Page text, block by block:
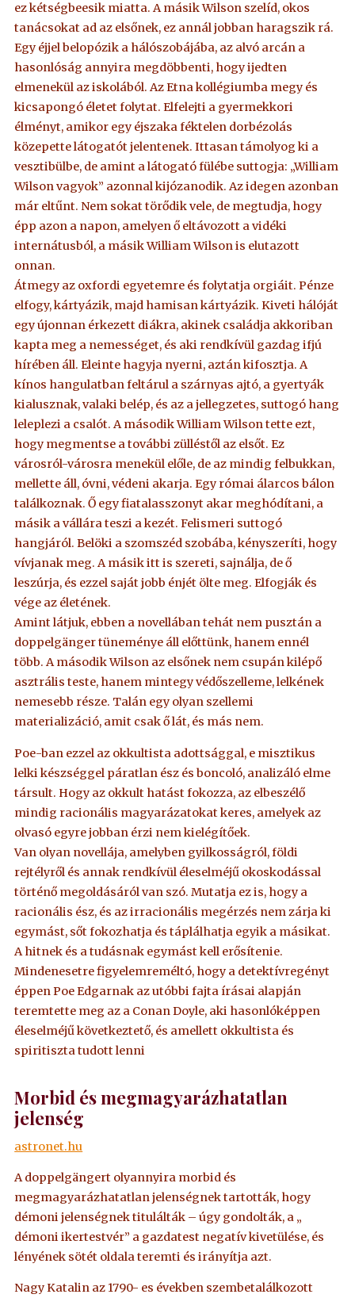
ez kétségbeesik miatta. A másik Wilson szelíd, okos
tanácsokat ad az elsőnek, ez annál jobban haragszik rá.
Egy éjjel belopózik a hálószobájába, az alvó arcán a
hasonlóság annyira megdöbbenti, hogy ijedten
elmenekül az iskolából. Az Etna kollégiumba megy és
kicsapongó életet folytat. Elfelejti a gyermekkori
élményt, amikor egy éjszaka féktelen dorbézolás
közepette látogatót jelentenek. Ittasan támolyog ki a
vesztibülbe, de amint a látogató fülébe suttogja: „William
Wilson vagyok” azonnal kijózanodik. Az idegen azonban
már eltűnt. Nem sokat törődik vele, de megtudja, hogy
épp azon a napon, amelyen ő eltávozott a vidéki
internátusból, a másik William Wilson is elutazott
onnan.
Átmegy az oxfordi egyetemre és folytatja orgiáit. Pénze
elfogy, kártyázik, majd hamisan kártyázik. Kiveti hálóját
egy újonnan érkezett diákra, akinek családja akkoriban
kapta meg a nemességet, és aki rendkívül gazdag ifjú
hírében áll. Eleinte hagyja nyerni, aztán kifosztja. A
kínos hangulatban feltárul a szárnyas ajtó, a gyertyák
kialusznak, valaki belép, és az a jellegzetes, suttogó hang
leleplezi a csalót. A második William Wilson tette ezt,
hogy megmentse a további zülléstől az elsőt. Ez
városról-városra menekül előle, de az mindig felbukkan,
mellette áll, óvni, védeni akarja. Egy római álarcos bálon
találkoznak. Ő egy fiatalasszonyt akar meghódítani, a
másik a vállára teszi a kezét. Felismeri suttogó
hangjáról. Belöki a szomszéd szobába, kényszeríti, hogy
vívjanak meg. A másik itt is szereti, sajnálja, de ő
leszúrja, és ezzel saját jobb énjét ölte meg. Elfogják és
vége az életének.
Amint látjuk, ebben a novellában tehát nem pusztán a
doppelgänger tüneménye áll előttünk, hanem ennél
több. A második Wilson az elsőnek nem csupán kilépő
asztrális teste, hanem mintegy védőszelleme, lelkének
nemesebb része. Talán egy olyan szellemi
materializáció, amit csak ő lát, és más nem.
Poe-ban ezzel az okkultista adottsággal, e misztikus
lelki készséggel páratlan ész és boncoló, analizáló elme
társult. Hogy az okkult hatást fokozza, az elbeszélő
mindig racionális magyarázatokat keres, amelyek az
olvasó egyre jobban érzi nem kielégítőek.
Van olyan novellája, amelyben gyilkosságról, földi
rejtélyről és annak rendkívül éleselméjű okoskodással
történő megoldásáról van szó. Mutatja ez is, hogy a
racionális ész, és az irracionális megérzés nem zárja ki
egymást, sőt fokozhatja és táplálhatja egyik a másikat.
A hitnek és a tudásnak egymást kell erősítenie.
Mindenesetre figyelemreméltó, hogy a detektívregényt
éppen Poe Edgarnak az utóbbi fajta írásai alapján
teremtette meg az a Conan Doyle, aki hasonlóképpen
éleselméjű következtető, és amellett okkultista és
spiritiszta tudott lenni
Morbid és megmagyarázhatatlan
jelenség
astronet.hu
A doppelgängert olyannyira morbid és
megmagyarázhatatlan jelenségnek tartották, hogy
démoni jelenségnek titulálták – úgy gondolták, a „
démoni ikertestvér” a gazdatest negatív kivetülése, és
lényének sötét oldala teremti és irányítja azt.
Nagy Katalin az 1790- es években szembetalálkozott